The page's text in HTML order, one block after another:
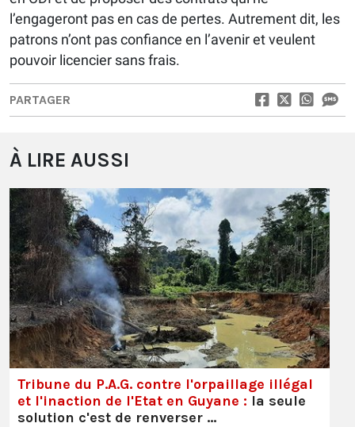
l’engageront pas en cas de pertes. Autrement dit, les
patrons n’ont pas confiance en l’avenir et veulent
pouvoir licencier sans frais.
PARTAGER
À LIRE AUSSI
Tribune du P.A.G. contre l'orpaillage illégal
et l'inaction de l'Etat en Guyane : la seule
solution c'est de renverser …